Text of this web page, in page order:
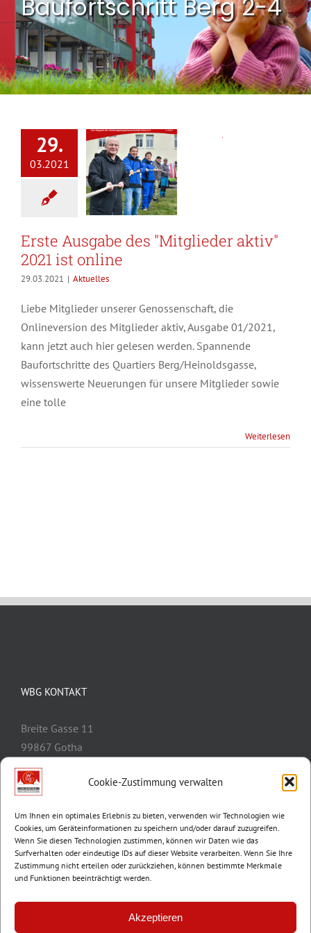
Cookie-Zustimmung verwalten
Um Ihnen ein optimales Erlebnis zu bieten, verwenden wir Technologien wie
Cookies, um Geräteinformationen zu speichern und/oder darauf zuzugreifen.
Wenn Sie diesen Technologien zustimmen, können wir Daten wie das
Surfverhalten oder eindeutige IDs auf dieser Website verarbeiten. Wenn Sie Ihre
Zustimmung nicht erteilen oder zurückziehen, können bestimmte Merkmale
und Funktionen beeinträchtigt werden.
Akzeptieren
Baufortschritt Berg 2-4
29.
03.2021
Erste Ausgabe des "Mitglieder aktiv"
2021 ist online
29.03.2021 | Aktuelles
Liebe Mitglieder unserer Genossenschaft, die
Onlineversion des Mitglieder aktiv, Ausgabe 01/2021,
kann jetzt auch hier gelesen werden. Spannende
Baufortschritte des Quartiers Berg/Heinoldsgasse,
wissenswerte Neuerungen für unsere Mitglieder sowie
eine tolle
Weiterlesen
WBG KONTAKT
Breite Gasse 11
99867 Gotha
Telefon:
E-Mail:
info@wbg-gotha.de